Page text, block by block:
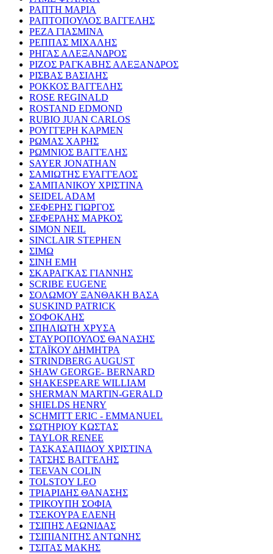
ΡΑΠΤΗ ΜΑΡΙΑ
ΡΑΠΤΟΠΟΥΛΟΣ ΒΑΓΓΕΛΗΣ
ΡΕΖΑ ΓΙΑΣΜΙΝΑ
ΡΕΠΠΑΣ ΜΙΧΑΛΗΣ
ΡΗΓΑΣ ΑΛΕΞΑΝΔΡΟΣ
ΡΙΖΟΣ ΡΑΓΚΑΒΗΣ ΑΛΕΞΑΝΔΡΟΣ
ΡΙΣΒΑΣ ΒΑΣΙΛΗΣ
ΡΟΚΚΟΣ ΒΑΓΓΕΛΗΣ
ROSE REGINALD
ROSTAND EDMOND
RUBIO JUAN CARLOS
ΡΟΥΓΓΕΡΗ ΚΑΡΜΕΝ
ΡΩΜΑΣ ΧΑΡΗΣ
ΡΩΜΝΙΟΣ ΒΑΓΓΕΛΗΣ
SAYER JONATHAN
ΣΑΜΙΩΤΗΣ ΕΥΑΓΓΕΛΟΣ
ΣΑΜΠΑΝΙΚΟΥ ΧΡΙΣΤΙΝΑ
SEIDEL ADAM
ΣΕΦΕΡΗΣ ΓΙΩΡΓΟΣ
ΣΕΦΕΡΛΗΣ ΜΑΡΚΟΣ
SIMON NEIL
SINCLAIR STEPHEN
ΣΙΜΩ
ΣΙΝΗ ΕΜΗ
ΣΚΑΡΑΓΚΑΣ ΓΙΑΝΝΗΣ
SCRIBE EUGENE
ΣΟΛΩΜΟΥ ΞΑΝΘΑΚΗ ΒΑΣΑ
SUSKIND PATRICK
ΣΟΦΟΚΛΗΣ
ΣΠΗΛΙΩΤΗ ΧΡΥΣΑ
ΣΤΑΥΡΟΠΟΥΛΟΣ ΘΑΝΑΣΗΣ
ΣΤΑΪΚΟΥ ΔΗΜΗΤΡΑ
STRINDBERG AUGUST
SHAW GEORGE- BERNARD
SHAKESPEARE WILLIAM
SHERMAN MARTIN-GERALD
SHIELDS HENRY
SCHMITT ERIC - EMMANUEL
ΣΩΤΗΡΙΟΥ ΚΩΣΤΑΣ
TAYLOR RENEE
ΤΑΣΚΑΣΑΠΙΔΟΥ ΧΡΙΣΤΙΝΑ
ΤΑΤΣΗΣ ΒΑΓΓΕΛΗΣ
TEEVAN COLIN
TOLSTOY LEO
ΤΡΙΑΡΙΔΗΣ ΘΑΝΑΣΗΣ
ΤΡΙΚΟΥΠΗ ΣΟΦΙΑ
ΤΣΕΚΟΥΡΑ ΕΛΕΝΗ
ΤΣΙΠΗΣ ΛΕΩΝΙΔΑΣ
ΤΣΙΠΙΑΝΙΤΗΣ ΑΝΤΩΝΗΣ
ΤΣΙΤΑΣ ΜΑΚΗΣ